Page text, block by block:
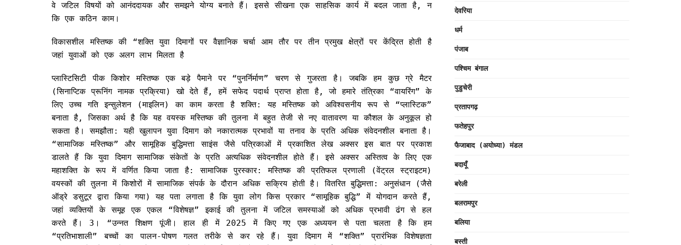
वे जटिल विषयों को आनंददायक और समझने योग्य बनाते हैं। इससे सीखना एक साहसिक कार्य में बदल जाता है, न
कि एक कठिन काम।
विकासशील मस्तिष्क की “शक्ति युवा दिमागों पर वैज्ञानिक चर्चा आम तौर पर तीन प्रमुख क्षेत्रों पर केंद्रित होती है
जहां युवाओं को एक अलग लाभ मिलता है
प्लास्टिसिटी पीक किशोर मस्तिष्क एक बड़े पैमाने पर “पुनर्निर्माण” चरण से गुजरता है। जबकि हम कुछ ग्रे मैटर
(सिनाप्टिक प्रूनिंग नामक प्रक्रिया) खो देते हैं, हमें सफेद पदार्थ प्राप्त होता है, जो हमारे तंत्रिका “वायरिंग” के
लिए उच्च गति इन्सुलेशन (माइलिन) का काम करता है शक्ति: यह मस्तिष्क को अविश्वसनीय रूप से “प्लास्टिक”
बनाता है, जिसका अर्थ है कि यह वयस्क मस्तिष्क की तुलना में बहुत तेजी से नए वातावरण या कौशल के अनुकूल हो
सकता है। समझौता: यही खुलापन युवा दिमाग को नकारात्मक प्रभावों या तनाव के प्रति अधिक संवेदनशील बनाता है।
“सामाजिक मस्तिष्क” और सामूहिक बुद्धिमत्ता साइंस जैसे पत्रिकाओं में प्रकाशित लेख अक्सर इस बात पर प्रकाश
डालते हैं कि युवा दिमाग सामाजिक संकेतों के प्रति अत्यधिक संवेदनशील होते हैं। इसे अक्सर अस्तित्व के लिए एक
महाशक्ति के रूप में वर्णित किया जाता है: सामाजिक पुरस्कार: मस्तिष्क की प्रतिफल प्रणाली (वेंट्रल स्ट्राइटम)
वयस्कों की तुलना में किशोरों में सामाजिक संपर्क के दौरान अधिक सक्रिय होती है। वितरित बुद्धिमत्ता: अनुसंधान (जैसे
ऑड्रे डसुटूर द्वारा किया गया) यह पता लगाता है कि युवा लोग किस प्रकार “सामूहिक बुद्धि” में योगदान करते हैं,
जहां व्यक्तियों के समूह एक एकल “विशेषज्ञ” इकाई की तुलना में जटिल समस्याओं को अधिक प्रभावी ढंग से हल
करते हैं। 3। “उन्नत शिक्षण पूंजी। हाल ही में 2025 में किए गए एक अध्ययन से पता चलता है कि हम
“प्रतिभाशाली” बच्चों का पालन-पोषण गलत तरीके से कर रहे हैं। युवा दिमाग में “शक्ति” प्रारंभिक विशेषज्ञता
देवरिया
धर्म
पंजाब
पश्चिम बंगाल
पुडुचेरी
प्रतापगढ़
फतेहपुर
फैजाबाद (अयोध्या) मंडल
बदायूँ
बरेली
बलरामपुर
बलिया
बस्ती